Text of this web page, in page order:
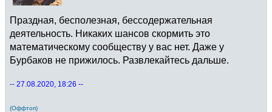
Праздная, бесполезная, бессодержательная
деятельность. Никаких шансов скормить это
математическому сообществу у вас нет. Даже у
Бурбаков не прижилось. Развлекайтесь дальше.
-- 27.08.2020, 18:26 --
(Оффтоп)